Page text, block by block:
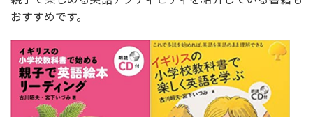
おすすめです。